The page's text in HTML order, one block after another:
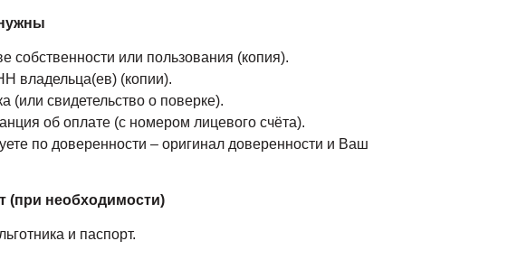
собственности или пользования (копия).
владельца(ев) (копии).
(или свидетельство о поверке).
об оплате (с номером лицевого счёта).
по доверенности – оригинал доверенности и Ваш
(при необходимости)
и паспорт.